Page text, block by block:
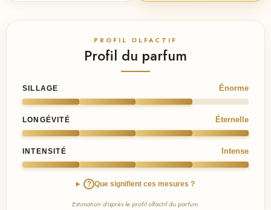
PROFIL OLFACTIF
Profil du parfum
SILLAGE Énorme
LONGÉVITÉ Éternelle
INTENSITÉ Intense
? Que signifient ces mesures ?
Estimation d'après le profil olfactif du parfum.